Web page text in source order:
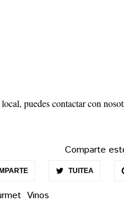
puedes contactar con
Comparte
TUITEA
Vinos